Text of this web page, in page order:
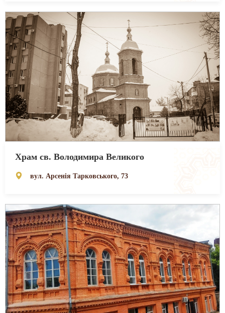
Храм св. Володимира Великого
вул. Арсенія Тарковського, 73